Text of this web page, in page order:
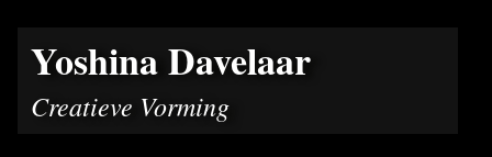
Yoshina Davelaar
Creatieve Vorming